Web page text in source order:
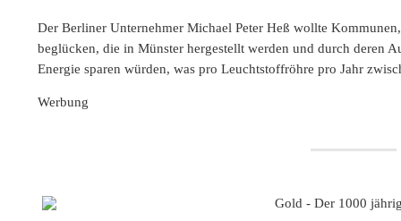
Der Berliner Unternehmer Michael Peter Heß wollte
beglücken, die in Münster hergestellt werden und durch deren
Energie sparen würden, was pro Leuchtstoffröhre pro Jahr
Werbung